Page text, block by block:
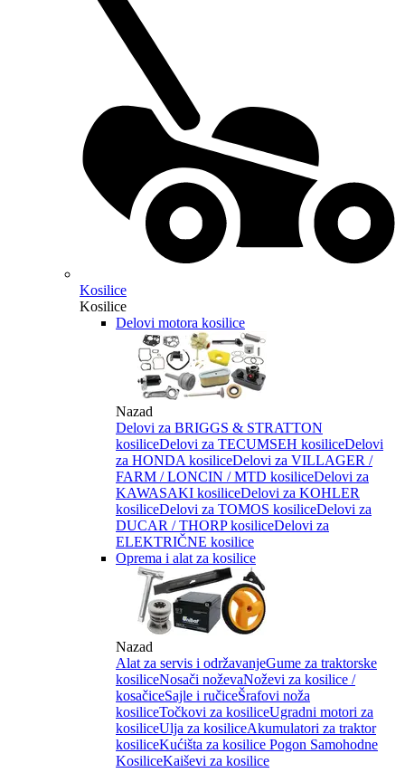
Kosilice
Kosilice
Delovi motora kosilice
Nazad
Delovi za BRIGGS & STRATTON
kosiliceDelovi za TECUMSEH kosiliceDelovi
za HONDA kosiliceDelovi za VILLAGER /
FARM / LONCIN / MTD kosiliceDelovi za
KAWASAKI kosiliceDelovi za KOHLER
kosiliceDelovi za TOMOS kosiliceDelovi za
DUCAR / THORP kosiliceDelovi za
ELEKTRIČNE kosilice
Oprema i alat za kosilice
Nazad
Alat za servis i održavanjeGume za traktorske
kosiliceNosači noževaNoževi za kosilice /
kosačiceSajle i ručiceŠrafovi noža
kosiliceTočkovi za kosiliceUgradni motori za
kosiliceUlja za kosiliceAkumulatori za traktor
kosiliceKućišta za kosilice Pogon Samohodne
KosiliceKaiševi za kosilice